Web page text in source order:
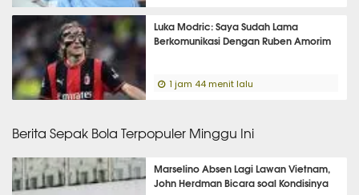
Luka Modric: Saya Sudah Lama
Berkomunikasi Dengan Ruben Amorim
1 jam 44 menit lalu
Berita Sepak Bola Terpopuler Minggu Ini
Marselino Absen Lagi Lawan Vietnam,
John Herdman Bicara soal Kondisinya